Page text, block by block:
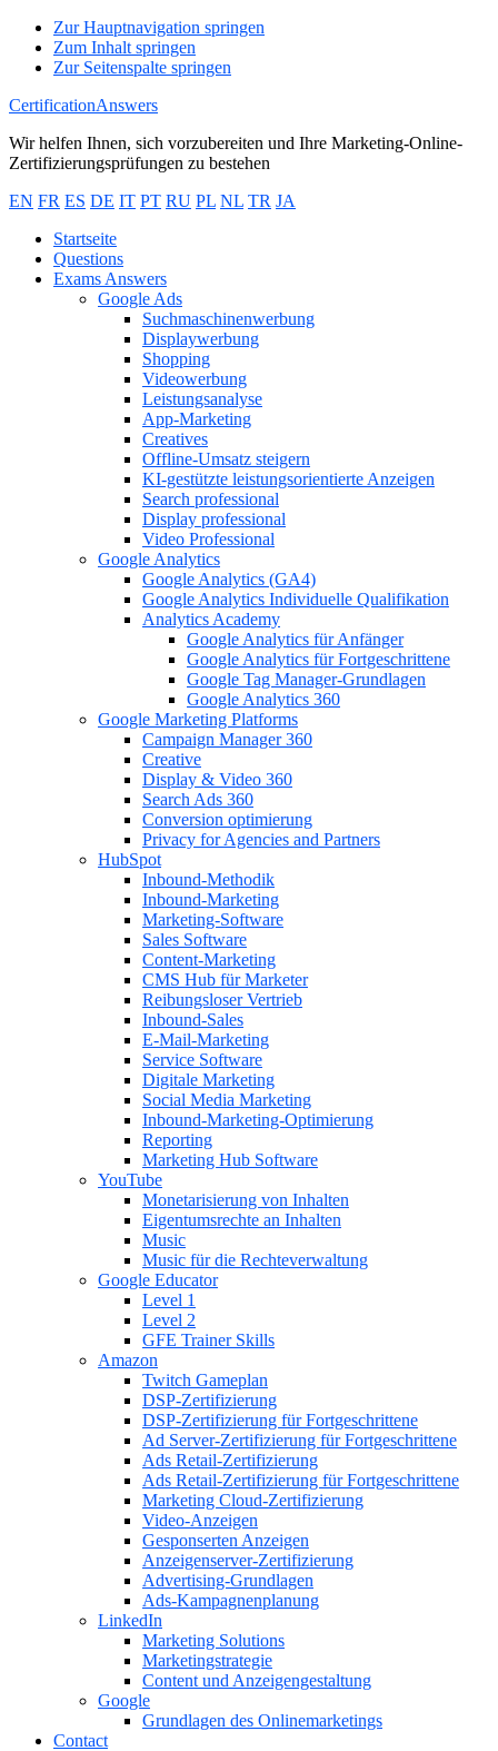
Zur Hauptnavigation springen
Zum Inhalt springen
Zur Seitenspalte springen
CertificationAnswers
Wir helfen Ihnen, sich vorzubereiten und Ihre Marketing-Online-
Zertifizierungsprüfungen zu bestehen
EN FR ES DE IT PT RU PL NL TR JA
Startseite
Questions
Exams Answers
Google Ads
Suchmaschinenwerbung
Displaywerbung
Shopping
Videowerbung
Leistungsanalyse
App-Marketing
Creatives
Offline-Umsatz steigern
KI-gestützte leistungsorientierte Anzeigen
Search professional
Display professional
Video Professional
Google Analytics
Google Analytics (GA4)
Google Analytics Individuelle Qualifikation
Analytics Academy
Google Analytics für Anfänger
Google Analytics für Fortgeschrittene
Google Tag Manager-Grundlagen
Google Analytics 360
Google Marketing Platforms
Campaign Manager 360
Creative
Display & Video 360
Search Ads 360
Conversion optimierung
Privacy for Agencies and Partners
HubSpot
Inbound-Methodik
Inbound-Marketing
Marketing-Software
Sales Software
Content-Marketing
CMS Hub für Marketer
Reibungsloser Vertrieb
Inbound-Sales
E-Mail-Marketing
Service Software
Digitale Marketing
Social Media Marketing
Inbound-Marketing-Optimierung
Reporting
Marketing Hub Software
YouTube
Monetarisierung von Inhalten
Eigentumsrechte an Inhalten
Music
Music für die Rechteverwaltung
Google Educator
Level 1
Level 2
GFE Trainer Skills
Amazon
Twitch Gameplan
DSP-Zertifizierung
DSP-Zertifizierung für Fortgeschrittene
Ad Server-Zertifizierung für Fortgeschrittene
Ads Retail-Zertifizierung
Ads Retail-Zertifizierung für Fortgeschrittene
Marketing Cloud-Zertifizierung
Video-Anzeigen
Gesponserten Anzeigen
Anzeigenserver-Zertifizierung
Advertising-Grundlagen
Ads-Kampagnenplanung
LinkedIn
Marketing Solutions
Marketingstrategie
Content und Anzeigengestaltung
Google
Grundlagen des Onlinemarketings
Contact